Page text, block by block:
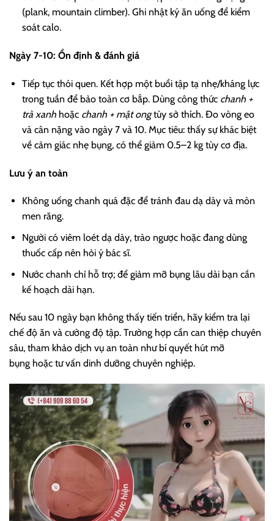
(plank, mountain climber). Ghi nhật ký ăn uống để kiểm
soát calo.
Ngày 7-10: Ổn định & đánh giá
Tiếp tục thói quen. Kết hợp một buổi tập tạ nhẹ/kháng lực
trong tuần để bảo toàn cơ bắp. Dùng công thức chanh +
trà xanhhoặc chanh + mật ongtùy sở thích. Đo vòng eo
và cân nặng vào ngày 7 và 10. Mục tiêu: thấy sự khác biệt
về cảm giác nhẹ bụng, có thể giảm 0.5–2 kg tùy cơ địa.
Lưu ý an toàn
Không uống chanh quá đặc để tránh đau dạ dày và mòn
men răng.
Người có viêm loét dạ dày, trào ngược hoặc đang dùng
thuốc cấp nên hỏi ý bác sĩ.
Nước chanh chỉ hỗ trợ; để giảm mỡ bụng lâu dài bạn cần
kế hoạch dài hạn.
Nếu sau 10 ngày bạn không thấy tiến triển, hãy kiểm tra lại
chế độ ăn và cường độ tập. Trường hợp cần can thiệp chuyên
sâu, tham khảo dịch vụ an toàn như bí quyết hút mỡ
bụng hoặc tư vấn dinh dưỡng chuyên nghiệp.